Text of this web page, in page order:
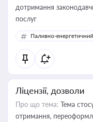
дотримання
послуг
Паливно-
Ліцензії, дозволи
Про що тема: Тема
отримання,